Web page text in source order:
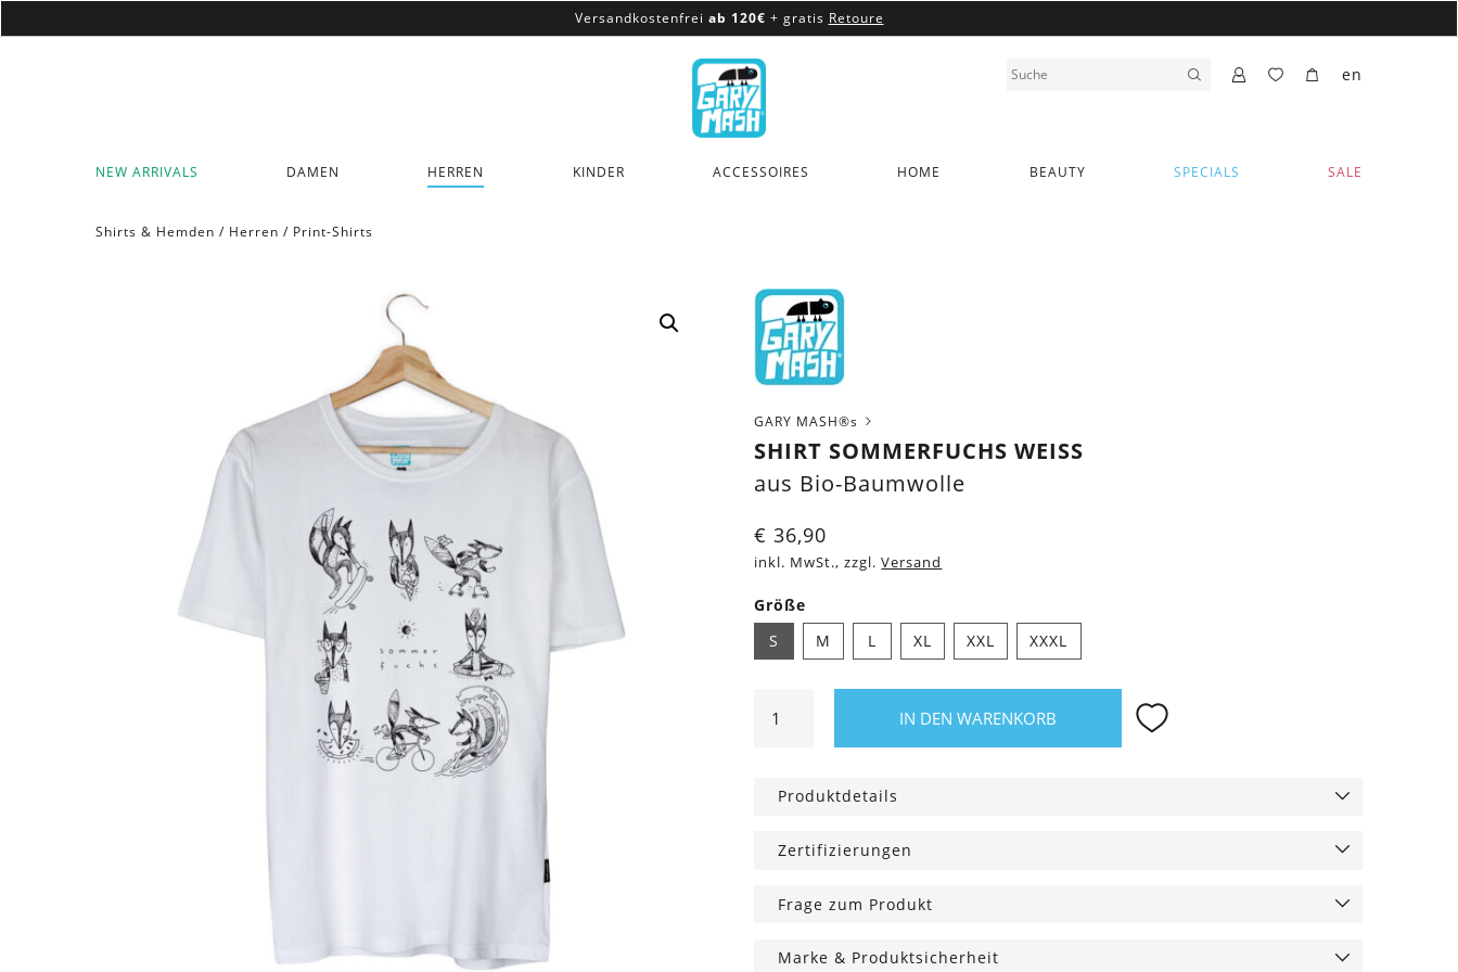
Versandkostenfrei ab 120€ + gratis Retoure
Versandkostenfreiab 120€
NEW ARRIVALS DAMEN HERREN KINDER ACCESSOIRES HOME BEAUTY SPECIALS SALE
en
Shirts & Hemden / Herren / Print-Shirts
GARY MASH®s
SHIRT SOMMERFUCHS WEISS
aus Bio-Baumwolle
€ 36,90
inkl. MwSt., zzgl. Versand
Größe
S
M L XL XXL XXXL
Sommerfuchs
IN DEN WARENKORB
Produktdetails
Zertifizierungen
Frage zum Produkt
Marke & Produktsicherheit